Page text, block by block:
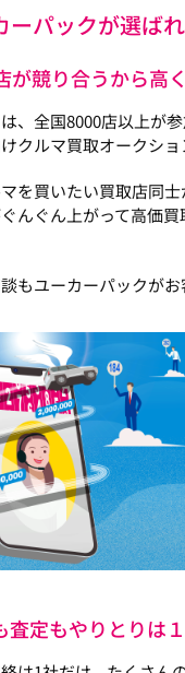
ーパックが選ば
が競り合うから高
、全国8000店以上が
クルマ買取オークショ
を買いたい買取店同
んぐん上がって高価
もユーカーパックが
査定もやりとりは